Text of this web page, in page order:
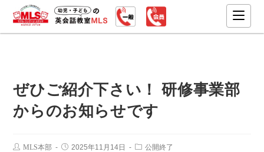
ぜひご紹介下さい！ 研修事業部
からのお知らせです
MLS本部 2025年11月14日 公開終了